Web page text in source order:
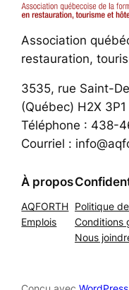
Association
restauration,
3535, rue Saint-
(Québec) H2X 3P1
Téléphone : 438-
Courriel :
À propos
AQFORTH
Emplois
Politique
Conditions
Nous